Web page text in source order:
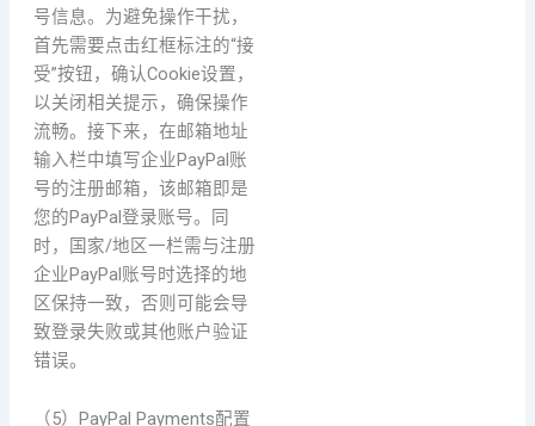
号信息。为避免操作干扰，
首先需要点击红框标注的“接
受”按钮，确认Cookie设置，
以关闭相关提示，确保操作
流畅。接下来，在邮箱地址
输入栏中填写企业PayPal账
号的注册邮箱，该邮箱即是
您的PayPal登录账号。同
时，国家/地区一栏需与注册
企业PayPal账号时选择的地
区保持一致，否则可能会导
致登录失败或其他账户验证
错误。
（5）PayPal Payments配置